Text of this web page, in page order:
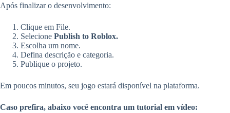
Após finalizar o desenvolvimento:
Clique em File.
Selecione Publish to Roblox.
Escolha um nome.
Defina descrição e categoria.
Publique o projeto.
Em poucos minutos, seu jogo estará disponível na plataforma.
Caso prefira, abaixo você encontra um tutorial em vídeo: